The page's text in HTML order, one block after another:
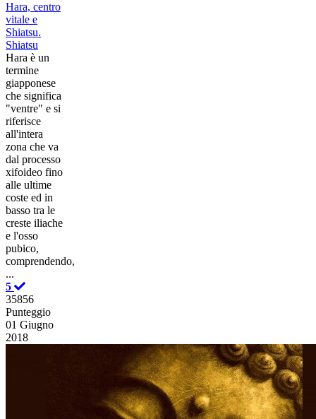
Hara, centro
vitale e
Shiatsu.
Shiatsu
Hara è un
termine
giapponese
che significa
"ventre" e si
riferisce
all'intera
zona che va
dal processo
xifoideo fino
alle ultime
coste ed in
basso tra le
creste iliache
e l'osso
pubico,
comprendendo,
...
5
35856
Punteggio
01 Giugno
2018